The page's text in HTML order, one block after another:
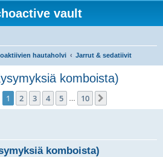
vault
hautaholvi Jarrut & sedatiivit
komboista)
1of 10
1 2 3 4 5 10
komboista)